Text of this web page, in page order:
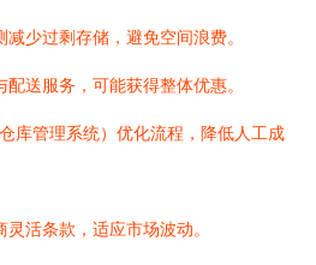
少过剩存储，避免空间浪费。
送服务，可能获得整体优惠。
库管理系统）优化流程，降低人工成
活条款，适应市场波动。